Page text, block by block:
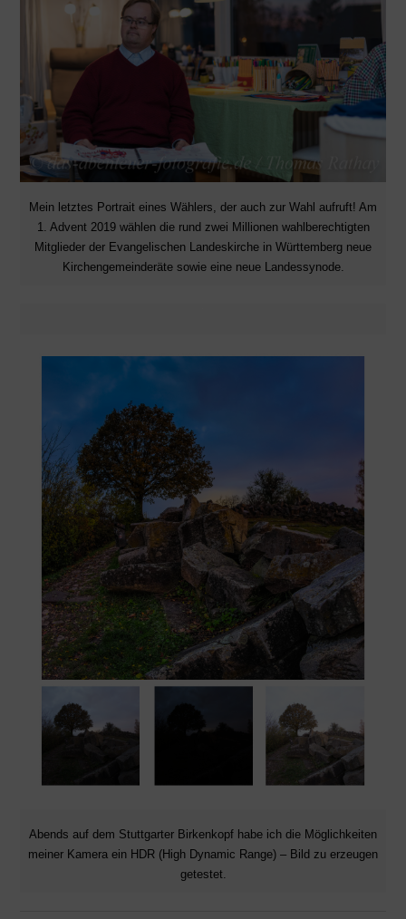
Mein letztes Portrait eines Wählers, der auch zur Wahl aufruft! Am
1. Advent 2019 wählen die rund zwei Millionen wahlberechtigten
Mitglieder der Evangelischen Landeskirche in Württemberg neue
Kirchengemeinderäte sowie eine neue Landessynode.
Abends auf dem Stuttgarter Birkenkopf habe ich die Möglichkeiten
meiner Kamera ein HDR (High Dynamic Range) – Bild zu erzeugen
getestet.